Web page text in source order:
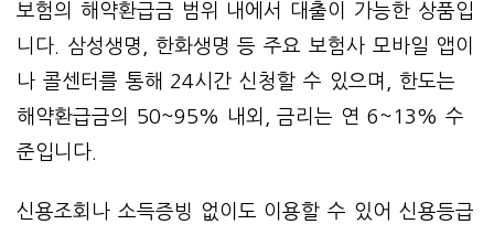
보험의 해약환급금 범위 내에서 대출이 가능한 상품입
니다. 삼성생명, 한화생명 등 주요 보험사 모바일 앱이
나 콜센터를 통해 24시간 신청할 수 있으며, 한도는
해약환급금의 50~95% 내외, 금리는 연 6~13% 수
준입니다.
신용조회나 소득증빙 없이도 이용할 수 있어 신용등급